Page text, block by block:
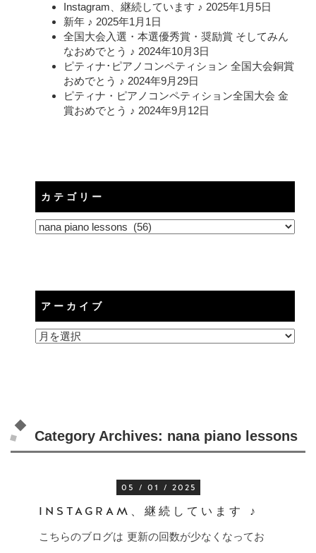
Instagram、継続しています ♪ 2025年1月5日
新年 ♪ 2025年1月1日
全国大会入選・本選優秀賞・奨励賞 そしてみん
なおめでとう ♪ 2024年10月3日
ピティナ･ピアノコンペティション 全国大会銅賞
おめでとう ♪ 2024年9月29日
ピティナ・ピアノコンペティション全国大会 金
賞おめでとう ♪ 2024年9月12日
カテゴリー
カ
アーカイブ
ア
Category Archives: nana piano lessons
05 / 01 / 2025
INSTAGRAM、継続しています ♪
こちらのブログは 更新の回数が少なくなってお